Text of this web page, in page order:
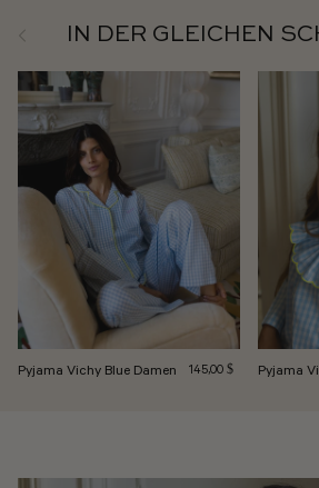
IN DER GLEICHEN
Pyjama Vichy Blue Damen Regulärer Preis
145,00 $ Pyjama